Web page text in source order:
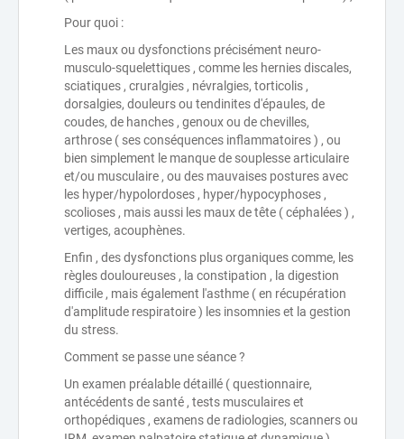
Pour quoi :
Les maux ou dysfonctions précisément neuro-
musculo-squelettiques , comme les hernies discales,
sciatiques , cruralgies , névralgies, torticolis ,
dorsalgies, douleurs ou tendinites d'épaules, de
coudes, de hanches , genoux ou de chevilles,
arthrose ( ses conséquences inflammatoires ) , ou
bien simplement le manque de souplesse articulaire
et/ou musculaire , ou des mauvaises postures avec
les hyper/hypolordoses , hyper/hypocyphoses ,
scolioses , mais aussi les maux de tête ( céphalées ) ,
vertiges, acouphènes.
Enfin , des dysfonctions plus organiques comme, les
règles douloureuses , la constipation , la digestion
difficile , mais également l'asthme ( en récupération
d'amplitude respiratoire ) les insomnies et la gestion
du stress.
Comment se passe une séance ?
Un examen préalable détaillé ( questionnaire,
antécédents de santé , tests musculaires et
orthopédiques , examens de radiologies, scanners ou